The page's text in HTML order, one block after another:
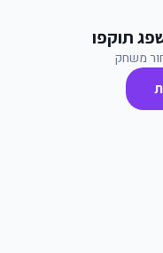
תוקפו
משחק